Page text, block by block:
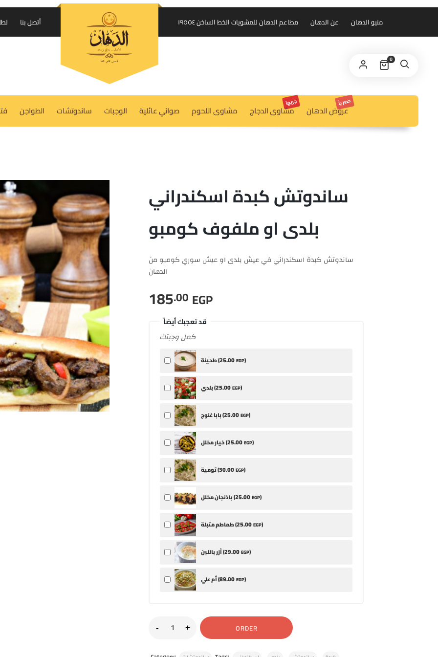
مطاعم الدهان للمشويات الخط الساخن ١٩٥٥٤ عن الدهان منيو الدهان أتصل بنا
0
إرسال الكود على واتساب
USERNAME OR EMAIL ADDRESS*
PASSWORD* REQUIRED الطواجن ساندوتشات الوجبات صواني عائلية مشاوى اللحوم مشاوى الدجاج
جربها
عروض الدهان
حصرياً
ساندوتش كبدة اسكندراني
بلدى او ملفوف كومبو
ساندوتش كبدة اسكندراني في عيش بلدى او عيش سوري كومبو من
الدهان
185.00 EGP
قد تعجبك أيضاً
كمل وجبتك
طحينة (25.00EGP)
بلدي (25.00EGP)
بابا غنوج (25.00EGP)
خيار مخلل (25.00EGP)
ثومية (30.00EGP)
باذنجان مخلل (25.00EGP)
طماطم متبلة (25.00EGP)
أزر باللبن (29.00EGP)
أم علي (89.00EGP)
ORDER